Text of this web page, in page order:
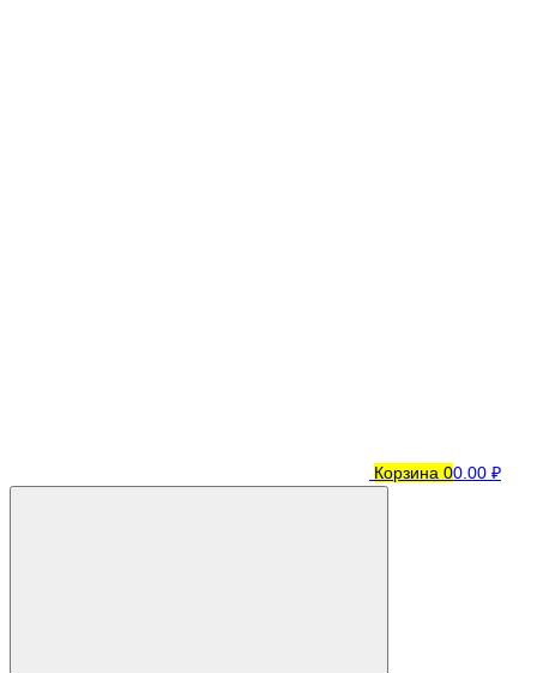
Корзина 00.00 ₽